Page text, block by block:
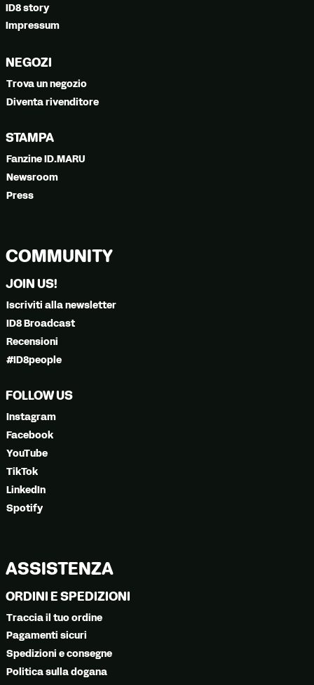
ID8 story
Impressum
NEGOZI
Trova un negozio
Diventa rivenditore
STAMPA
Fanzine ID.MARU
Newsroom
Press
COMMUNITY
JOIN US!
Iscriviti alla newsletter
ID8 Broadcast
Recensioni
#ID8people
FOLLOW US
Instagram
Facebook
YouTube
TikTok
LinkedIn
Spotify
ASSISTENZA
ORDINI E SPEDIZIONI
Traccia il tuo ordine
Pagamenti sicuri
Spedizioni e consegne
Politica sulla dogana